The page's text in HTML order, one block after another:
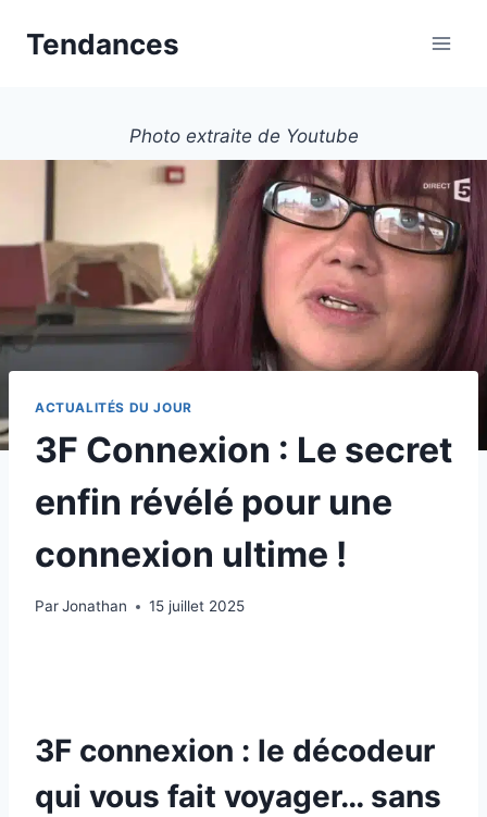
Tendances
Photo extraite de Youtube
ACTUALITÉS DU JOUR
3F Connexion : Le secret
enfin révélé pour une
connexion ultime !
ParJonathan 15 juillet 2025
3F connexion : le décodeur
qui vous fait voyager… sans